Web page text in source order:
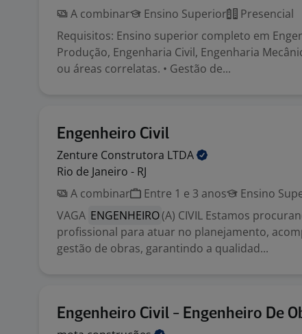
A combinar
Ensino Superior
Presencial
Requisitos: Ensino superior completo em
Produção, Engenharia Civil, Engenharia
ou áreas correlatas. • Gestão de...
Engenheiro Civil
Zenture Construtora LTDA
Rio de Janeiro - RJ
A combinar
Entre 1 e 3 anos Ensino
VAGA ENGENHEIRO(A) CIVIL Estamos
profissional para atuar no planejamento,
gestão de obras, garantindo a qualidad...
Engenheiro Civil - Engenheiro De